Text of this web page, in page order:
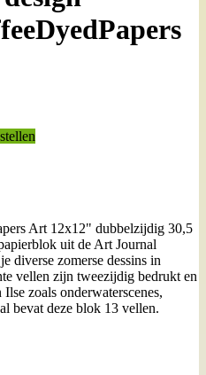
Art 12x12" dubbelzijdig 30,5
uit de Art Journal
diverse zomerse dessins in
vellen zijn tweezijdig bedrukt en
zoals onderwaterscenes,
bevat deze blok 13 vellen.